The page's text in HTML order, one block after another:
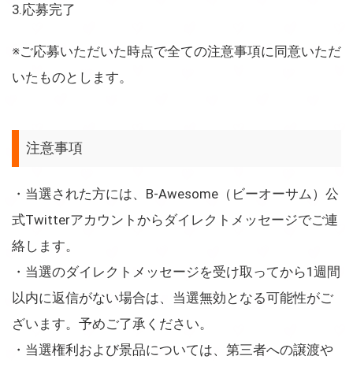
3.応募完了
※ご応募いただいた時点で全ての注意事項に同意いただ
いたものとします。
注意事項
・当選された方には、B-Awesome（ビーオーサム）公
式Twitterアカウントからダイレクトメッセージでご連
絡します。
・当選のダイレクトメッセージを受け取ってから1週間
以内に返信がない場合は、当選無効となる可能性がご
ざいます。予めご了承ください。
・当選権利および景品については、第三者への譲渡や